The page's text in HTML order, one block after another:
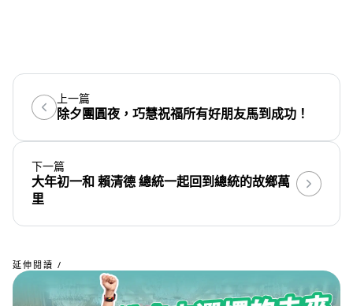
上一篇
除夕團圓夜，巧慧祝福所有好朋友馬到成功！
下一篇
大年初一和 賴清德 總統一起回到總統的故鄉萬
里
延伸閱讀 /